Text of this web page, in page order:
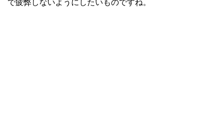
で疲弊しないようにしたいものですね。